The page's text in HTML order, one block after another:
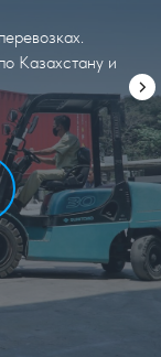
Казахстану и